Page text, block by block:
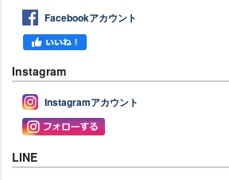
Facebookアカウント
Instagram
Instagramアカウント
LINE